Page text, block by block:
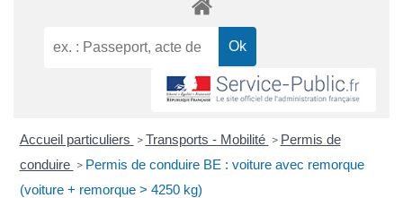
Accueil particuliers > Transports - Mobilité > Permis de
conduire > Permis de conduire BE : voiture avec remorque
(voiture + remorque > 4250 kg)